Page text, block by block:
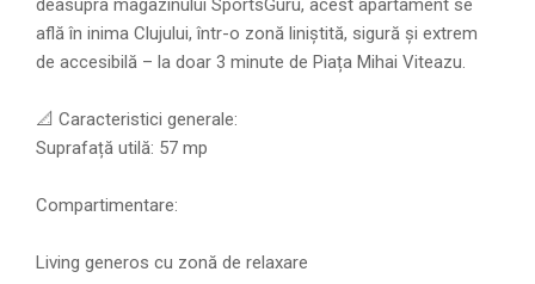
deasupra magazinului SportsGuru, acest apartament se
află în inima Clujului, într-o zonă liniștită, sigură și extrem
de accesibilă – la doar 3 minute de Piața Mihai Viteazu.
📐 Caracteristici generale:
Suprafață utilă: 57 mp
Compartimentare:
Living generos cu zonă de relaxare